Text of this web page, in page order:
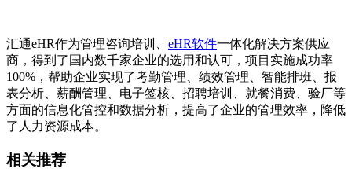
汇通eHR作为管理咨询培训、 eHR软件一体化解决方案供应
商，得到了国内数千家企业的选用和认可，项目实施成功率
100% ，帮助企业实现了考勤管理、绩效管理、智能排班、报
表分析、薪酬管理、电子签核、招聘培训、就餐消费、验厂等
方面的信息化管控和数据分析，提高了企业的管理效率，降低
了人力资源成本。
相关推荐